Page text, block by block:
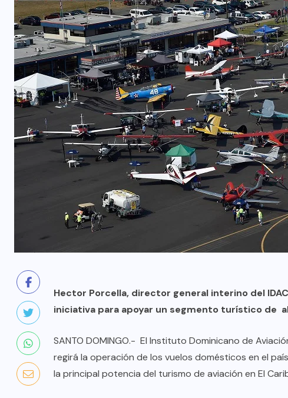
Hector Porcella, director general interino del
iniciativa para apoyar un segmento turístico de
SANTO DOMINGO.- El Instituto Dominicano de
regirá la operación de los vuelos domésticos en el
la principal potencia del turismo de aviación en El